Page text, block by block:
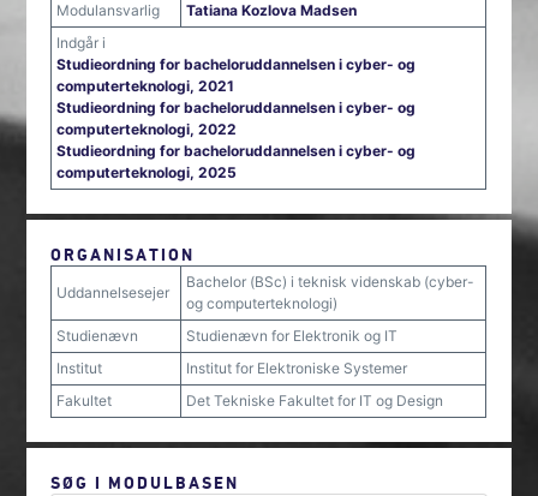
Modulansvarlig
Tatiana Kozlova Madsen
Indgår i
Studieordning for bacheloruddannelsen i cyber- og
computerteknologi, 2021
Studieordning for bacheloruddannelsen i cyber- og
computerteknologi, 2022
Studieordning for bacheloruddannelsen i cyber- og
computerteknologi, 2025
ORGANISATION
Uddannelsesejer
Bachelor (BSc) i teknisk videnskab (cyber-
og computerteknologi)
Studienævn
Studienævn for Elektronik og IT
Institut
Institut for Elektroniske Systemer
Fakultet
Det Tekniske Fakultet for IT og Design
SØG I MODULBASEN